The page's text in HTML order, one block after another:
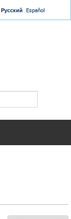
Русский Español